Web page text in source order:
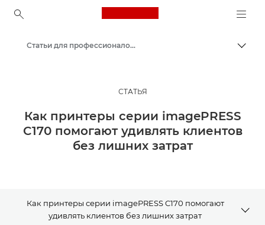
Canon Logo, back to
Примеры применения
Статьи для профессионалов и бизнес-статьи
СТАТЬЯ
Как принтеры серии imagePRESS
C170 помогают удивлять клиентов
без лишних затрат
Как принтеры серии imagePRESS C170 помогают
удивлять клиентов без лишних затрат